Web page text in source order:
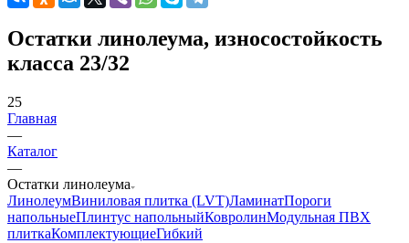
Остатки линолеума, износостойкость
класса 23/32
25
Главная
—
Каталог
—
Остатки линолеума
ЛинолеумВиниловая плитка (LVT)ЛаминатПороги
напольныеПлинтус напольныйКовролинМодульная ПВХ
плиткаКомплектующиеГибкий